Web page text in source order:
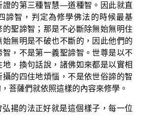
證的第三種智慧—道種智。因此就直
諦智，判定為修學佛法的時候最基
聖諦智；那是不必斷除無始無明住
無明是不破也不斷的，因此他們的
，不是第一義聖諦智。世尊是以不
，換句話說，諸佛如來都是以實相
的四住地煩惱，不是依世俗諦的智
菩薩們就依照這樣的內容來修學。
揚的法正好就是這個樣子，每一位